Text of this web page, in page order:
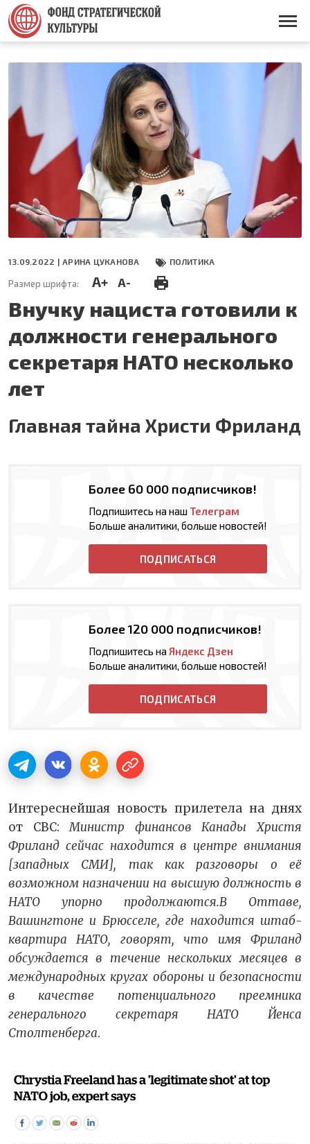
Перейти
основному
содержанию
Основная
13.09.2022 |АРИНА ЦУКАНОВА ПОЛИТИКА
Размер шрифта: A+ A-
Внучку нациста готовили к
должности генерального
секретаря НАТО несколько
лет
Главная тайна Христи Фриланд
Более 60 000 подписчиков!
Подпишитесь на наш Телеграм
Больше аналитики, больше новостей!
ПОДПИСАТЬСЯ
Более 120 000 подписчиков!
Подпишитесь на Яндекс Дзен
Больше аналитики, больше новостей!
ПОДПИСАТЬСЯ
Интереснейшая новость прилетела на днях
от СВС:Министр финансов Канады Христя
Фриланд сейчас находится в центре внимания
[западных СМИ], так как разговоры о её
возможном назначении на высшую должность в
НАТО упорно продолжаются.В Оттаве,
Вашингтоне и Брюсселе, где находится штаб-
квартира НАТО, говорят, что имя Фриланд
обсуждается в течение нескольких месяцев в
международных кругах обороны и безопасности
в качестве потенциального преемника
генерального секретаря НАТО Йенса
Столтенберга.